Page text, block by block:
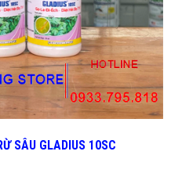
SÂU GLADIUS 10SC